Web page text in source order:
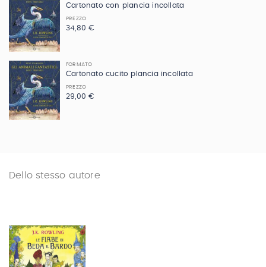
Cartonato con plancia incollata
PREZZO
34,80 €
FORMATO
Cartonato cucito plancia incollata
PREZZO
29,00 €
Dello stesso autore